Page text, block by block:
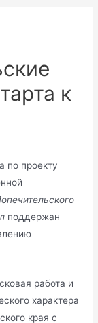
к
по проекту
поддержан
работа и
характера
края с